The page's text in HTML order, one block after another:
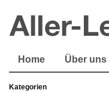
Home Über uns
Kategorien